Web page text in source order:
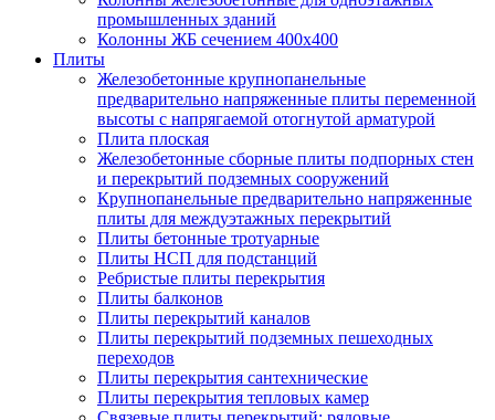
промышленных зданий
Колонны ЖБ сечением 400х400
Плиты
Железобетонные крупнопанельные
предварительно напряженные плиты переменной
высоты с напрягаемой отогнутой арматурой
Плита плоская
Железобетонные сборные плиты подпорных стен
и перекрытий подземных сооружений
Крупнопанельные предварительно напряженные
плиты для междуэтажных перекрытий
Плиты бетонные тротуарные
Плиты НСП для подстанций
Ребристые плиты перекрытия
Плиты балконов
Плиты перекрытий каналов
Плиты перекрытий подземных пешеходных
переходов
Плиты перекрытия сантехнические
Плиты перекрытия тепловых камер